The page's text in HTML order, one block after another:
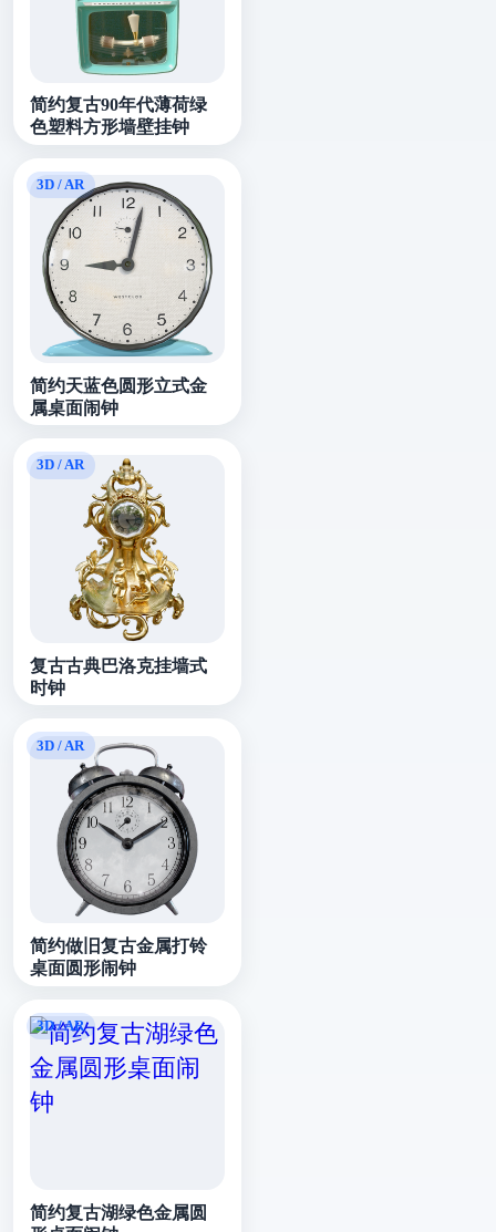
简约复古90年代薄荷绿
色塑料方形墙壁挂钟
简约天蓝色圆形立式金
属桌面闹钟
复古古典巴洛克挂墙式
时钟
简约做旧复古金属打铃
桌面圆形闹钟
简约复古湖绿色金属圆